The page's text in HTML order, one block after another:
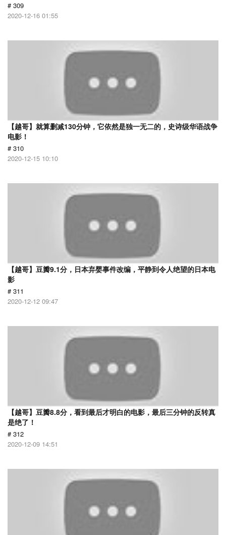
# 309
2020-12-16 01:55
【越哥】就算删减130分钟，它依然是独一无二的，史诗级华语战争
电影！
# 310
2020-12-15 10:10
【越哥】豆瓣9.1分，日本弃婴事件改编，平静到令人绝望的日本电
影
# 311
2020-12-12 09:47
【越哥】豆瓣8.8分，看到最后才明白的电影，最后三分钟的反转真
是绝了！
# 312
2020-12-09 14:51